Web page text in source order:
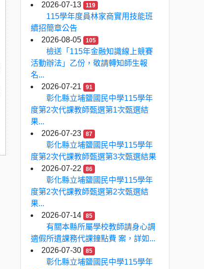
2026-07-13
119
115學年度員林家商實用技能班
續招簡章公告
2026-08-05
105
檢送「115年金融知識線上競賽
活動辦法」乙份，敬請轉知師生報
名...
2026-07-21
91
彰化縣立埔鹽國民中學115學年
度第2次代課教師甄選第1次甄選結
果...
2026-07-23
87
彰化縣立埔鹽國民中學115學年
度第2次代課教師甄選第3次甄選結果
2026-07-22
86
彰化縣立埔鹽國民中學115學年
度第2次代課教師甄選第2次甄選結
果...
2026-07-14
85
有關本縣所屬學校教師請身心調
適假所遺課務代課鐘點費 案，詳如...
2026-07-30
85
彰化縣立埔鹽國民中學115學年